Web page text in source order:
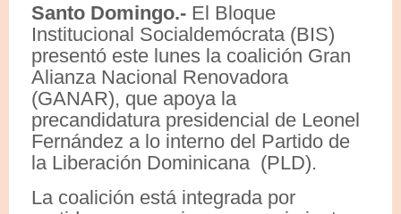
Santo Domingo.- El Bloque
Institucional Socialdemócrata (BIS)
presentó este lunes la coalición Gran
Alianza Nacional Renovadora
(GANAR), que apoya la
precandidatura presidencial de Leonel
Fernández a lo interno del Partido de
la Liberación Dominicana (PLD).
La coalición está integrada por